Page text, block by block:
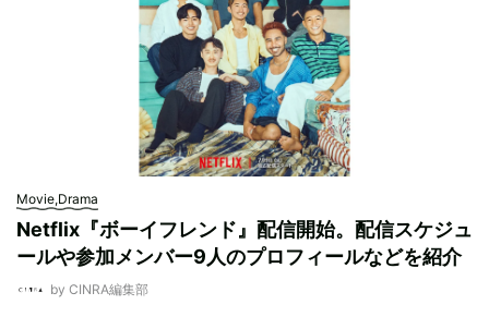
Movie,Drama
Netflix『ボーイフレンド』配信開始。配信スケジュ
ールや参加メンバー9人のプロフィールなどを紹介
by CINRA編集部